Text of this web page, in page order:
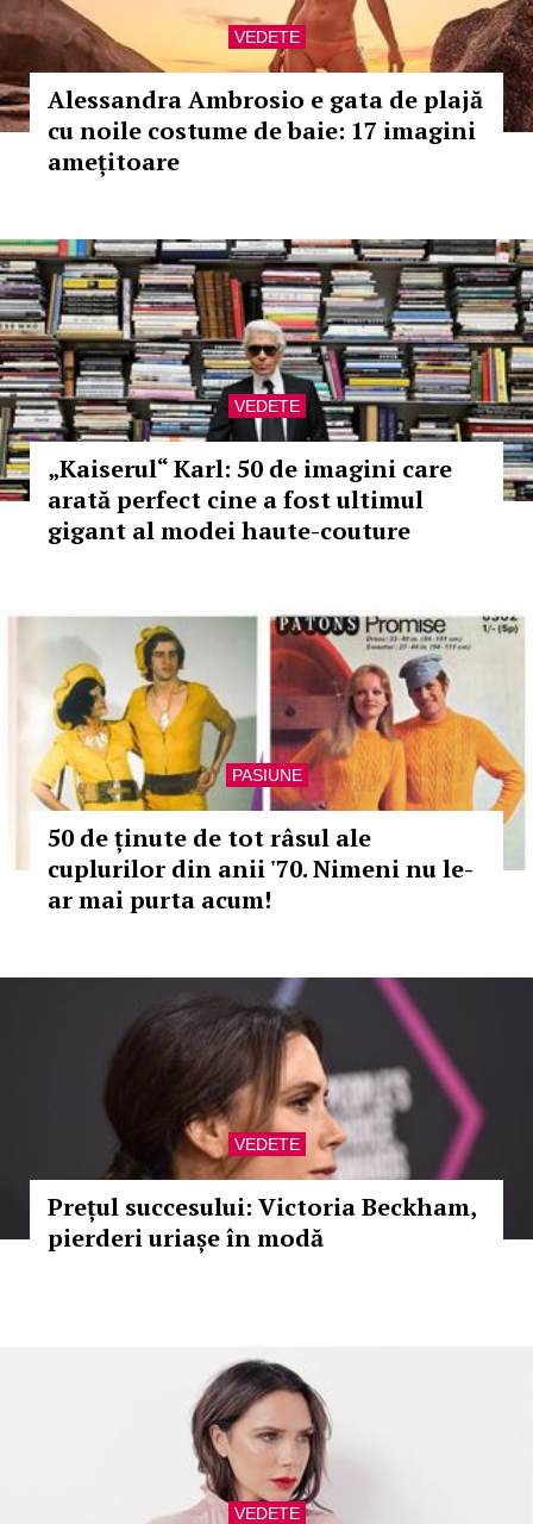
VEDETE
Alessandra Ambrosio e gata de plajă
cu noile costume de baie: 17 imagini
amețitoare
VEDETE
„Kaiserul“ Karl: 50 de imagini care
arată perfect cine a fost ultimul
gigant al modei haute-couture
PASIUNE
50 de ținute de tot râsul ale
cuplurilor din anii '70. Nimeni nu le-
ar mai purta acum!
VEDETE
Prețul succesului: Victoria Beckham,
pierderi uriașe în modă
VEDETE